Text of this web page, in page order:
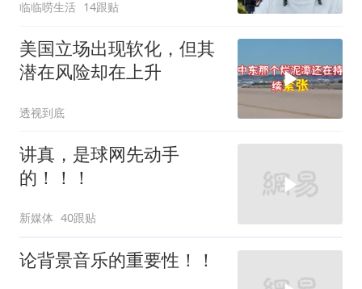
临临唠生活 14跟贴
美国立场出现软化，但其
潜在风险却在上升
透视到底
讲真，是球网先动手
的！！！
新媒体 40跟贴
论背景音乐的重要性！！